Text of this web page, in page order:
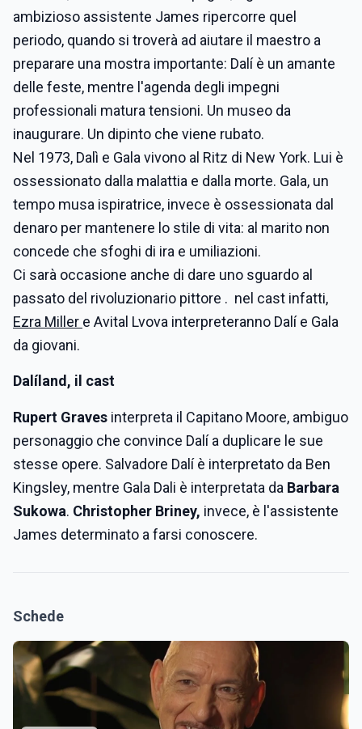
ambizioso assistente James ripercorre quel
periodo, quando si troverà ad aiutare il maestro a
preparare una mostra importante: Dalí è un amante
delle feste, mentre l'agenda degli impegni
professionali matura tensioni. Un museo da
inaugurare. Un dipinto che viene rubato.
Nel 1973, Dalì e Gala vivono al Ritz di New York. Lui è
ossessionato dalla malattia e dalla morte. Gala, un
tempo musa ispiratrice, invece è ossessionata dal
denaro per mantenere lo stile di vita: al marito non
concede che sfoghi di ira e umiliazioni.
Ci sarà occasione anche di dare uno sguardo al
passato del rivoluzionario pittore . nel cast infatti,
Ezra Miller e Avital Lvova interpreteranno Dalí e Gala
da giovani.
Dalíland, il cast
Rupert Graves interpreta il Capitano Moore, ambiguo
personaggio che convince Dalí a duplicare le sue
stesse opere. Salvadore Dalí è interpretato da Ben
Kingsley, mentre Gala Dali è interpretata da Barbara
Sukowa. Christopher Briney, invece, è l'assistente
James determinato a farsi conoscere.
Schede